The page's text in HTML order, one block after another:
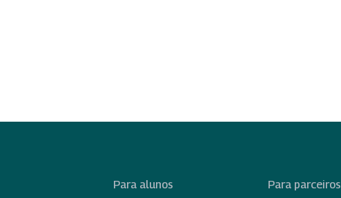
Para alunos
Para parceiros